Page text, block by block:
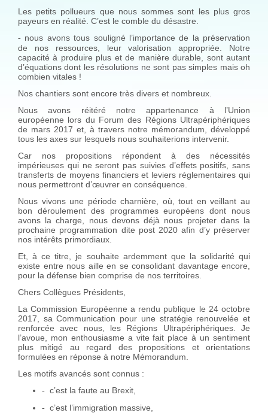
Les petits pollueurs que nous sommes sont les plus gros
payeurs en réalité. C’est le comble du désastre.
- nous avons tous souligné l’importance de la préservation
de nos ressources, leur valorisation appropriée. Notre
capacité à produire plus et de manière durable, sont autant
d’équations dont les résolutions ne sont pas simples mais oh
combien vitales !
Nos chantiers sont encore très divers et nombreux.
Nous avons réitéré notre appartenance à l’Union
européenne lors du Forum des Régions Ultrapériphériques
de mars 2017 et, à travers notre mémorandum, développé
tous les axes sur lesquels nous souhaiterions intervenir.
Car nos propositions répondent à des nécessités
impérieuses qui ne seront pas suivies d’effets positifs, sans
transferts de moyens financiers et leviers réglementaires qui
nous permettront d’œuvrer en conséquence.
Nous vivons une période charnière, où, tout en veillant au
bon déroulement des programmes européens dont nous
avons la charge, nous devons déjà nous projeter dans la
prochaine programmation dite post 2020 afin d’y préserver
nos intérêts primordiaux.
Et, à ce titre, je souhaite ardemment que la solidarité qui
existe entre nous aille en se consolidant davantage encore,
pour la défense bien comprise de nos territoires.
Chers Collègues Présidents,
La Commission Européenne a rendu publique le 24 octobre
2017, sa Communication pour une stratégie renouvelée et
renforcée avec nous, les Régions Ultrapériphériques. Je
l’avoue, mon enthousiasme a vite fait place à un sentiment
plus mitigé au regard des propositions et orientations
formulées en réponse à notre Mémorandum.
Les motifs avancés sont connus :
- c’est la faute au Brexit,
- c’est l’immigration massive,